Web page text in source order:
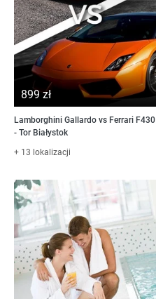
899 zł
Lamborghini Gallardo vs Ferrari F430
- Tor Białystok
+ 13 lokalizacji